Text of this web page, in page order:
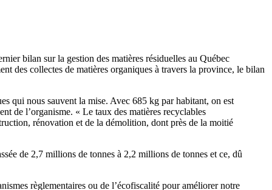
bilan sur la gestion des matières résiduelles au Québec
des collectes de matières organiques à travers la province, le bilan
qui nous sauvent la mise. Avec 685 kg par habitant, on est
de l’organisme. « Le taux des matières recyclables
rénovation et de la démolition, dont près de la moitié
de 2,7 millions de tonnes à 2,2 millions de tonnes et ce, dû
règlementaires ou de l’écofiscalité pour améliorer notre